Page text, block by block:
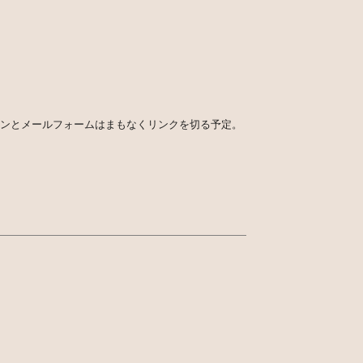
メールフォームはまもなくリンクを切る予定。